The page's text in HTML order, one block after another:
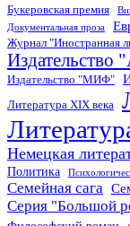
Букеровская премия
Документальная проза
Журнал "Иностранная
Издательство
Издательство "МИФ"
Литература XIX века
Немецкая
Политика
Семейная сага
Серия "Большой